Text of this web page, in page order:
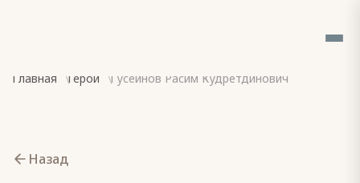
Главная Герои Гусейнов Расим Кудретдинович
Назад